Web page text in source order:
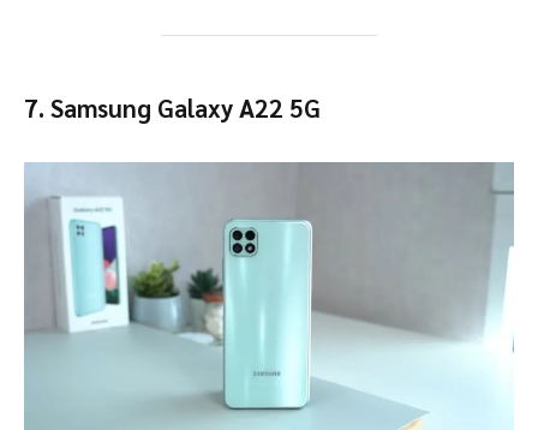
7. Samsung Galaxy A22 5G